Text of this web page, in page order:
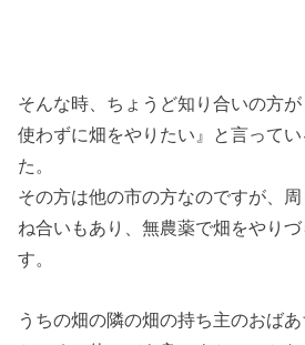
そんな時、ちょうど知り合いの方
使わずに畑をやりたい』と言って
た。
その方は他の市の方なのですが、
ね合いもあり、無農薬で畑をやり
す。
うちの畑の隣の畑の持ち主のおば